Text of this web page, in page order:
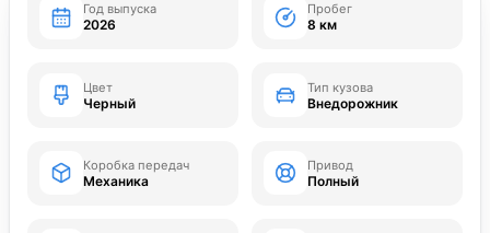
Год выпуска
2026
Пробег
8 км
Цвет
Черный
Тип кузова
Внедорожник
Коробка передач
Механика
Привод
Полный